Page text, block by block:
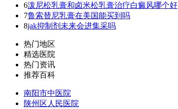
6泼尼松乳膏和卤米松乳膏治疗白癜风哪个好
7鲁索替尼乳膏在美国能买到吗
8jak抑制剂未来会进集采吗
热门地区
精选医院
热门资讯
推荐百科
南阳市中医院
陕州区人民医院